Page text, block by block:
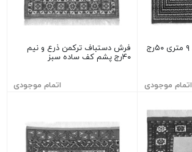
فرش دستباف ترکمن ۹ متری ۵۰رج
اتمام موجودی
فرش دستباف ترکمن ذرع و نیم
۴۰رج پشم کف ساده سبز
اتمام موجودی